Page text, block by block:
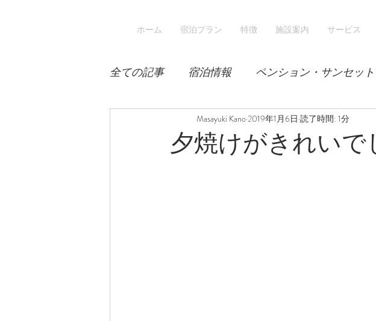
ホーム 宿泊プラン 特徴 施設案内 サービス
全ての記事 宿泊情報 ペンション・サンセット
宿泊 気候 レンゲツツジ
夕焼けがきれいで
Masayuki Kano 2019年1月6日 読了時間: 1分